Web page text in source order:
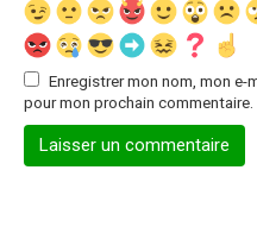
Enregistrer mon nom, mon
pour mon prochain commentaire.